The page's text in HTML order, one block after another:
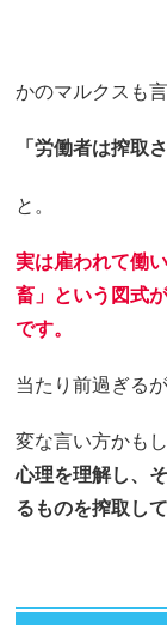
かのマルクスも
「労働者は搾取
と。
実は雇われて働
畜」という図式
です。
当たり前過ぎる
変な言い方かも
心理を理解し、
るものを搾取し